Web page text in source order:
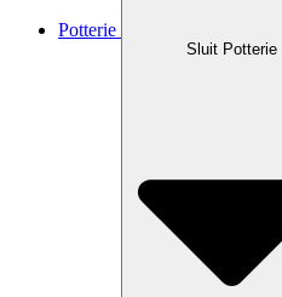
Potterie
Sluit Potterie